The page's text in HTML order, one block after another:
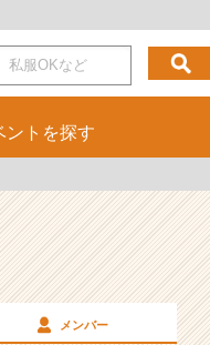
ント を探す
メンバー